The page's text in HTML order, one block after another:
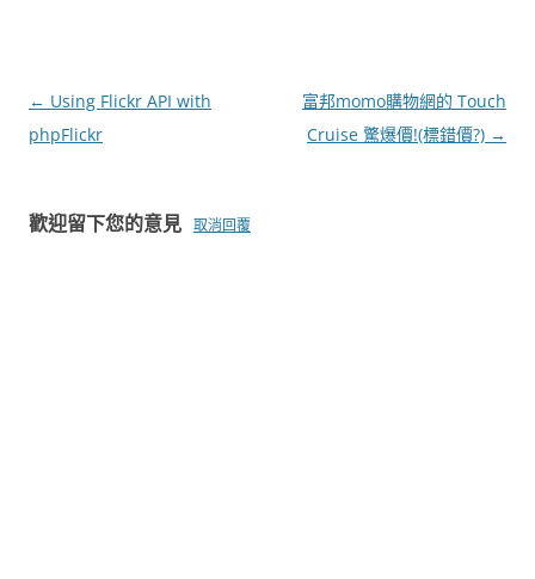
文
章
← Using Flickr API with
phpFlickr
富邦momo購物網的 Touch
Cruise 驚爆價!(標錯價?) →
歡迎留下您的意見 取消回覆